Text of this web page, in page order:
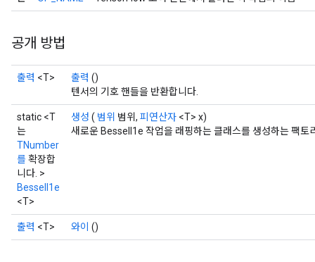
공개 방법
출력 <T> 출력 ()
텐서의 기호 핸들을 반환합니다.
static <T
는
TNumber
를확장합
니다. >
BesselI1e
<T>
생성 ( 범위 범위, 피연산자 <T> x)
새로운 BesselI1e 작업을 래핑하는 클래스를 생성하는 팩토
출력 <T> 와이 ()